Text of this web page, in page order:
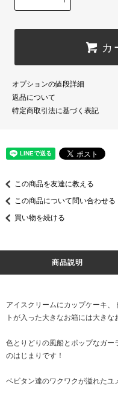
カ
オプションの値段詳細
返品について
特定商取引法に基づく表記
この商品を友達に教える
この商品について問い合わせる
買い物を続ける
商品説明
アイスクリームにカップケーキ
トが入った大きなお箱には大き
色とりどりの風船とポップなガー
のはじまりです！
ベビタン達のワクワクが溢れたユ